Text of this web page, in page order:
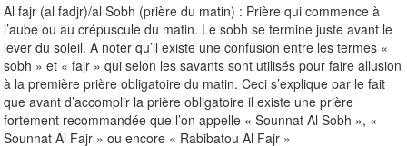
Al fajr (al fadjr)/al Sobh (prière du matin) : Prière qui commence à
l’aube ou au crépuscule du matin. Le sobh se termine juste avant le
lever du soleil. A noter qu’il existe une confusion entre les termes «
sobh » et « fajr » qui selon les savants sont utilisés pour faire allusion
à la première prière obligatoire du matin. Ceci s’explique par le fait
que avant d’accomplir la prière obligatoire il existe une prière
fortement recommandée que l’on appelle « Sounnat Al Sobh », «
Sounnat Al Fajr » ou encore « Rabibatou Al Fajr »